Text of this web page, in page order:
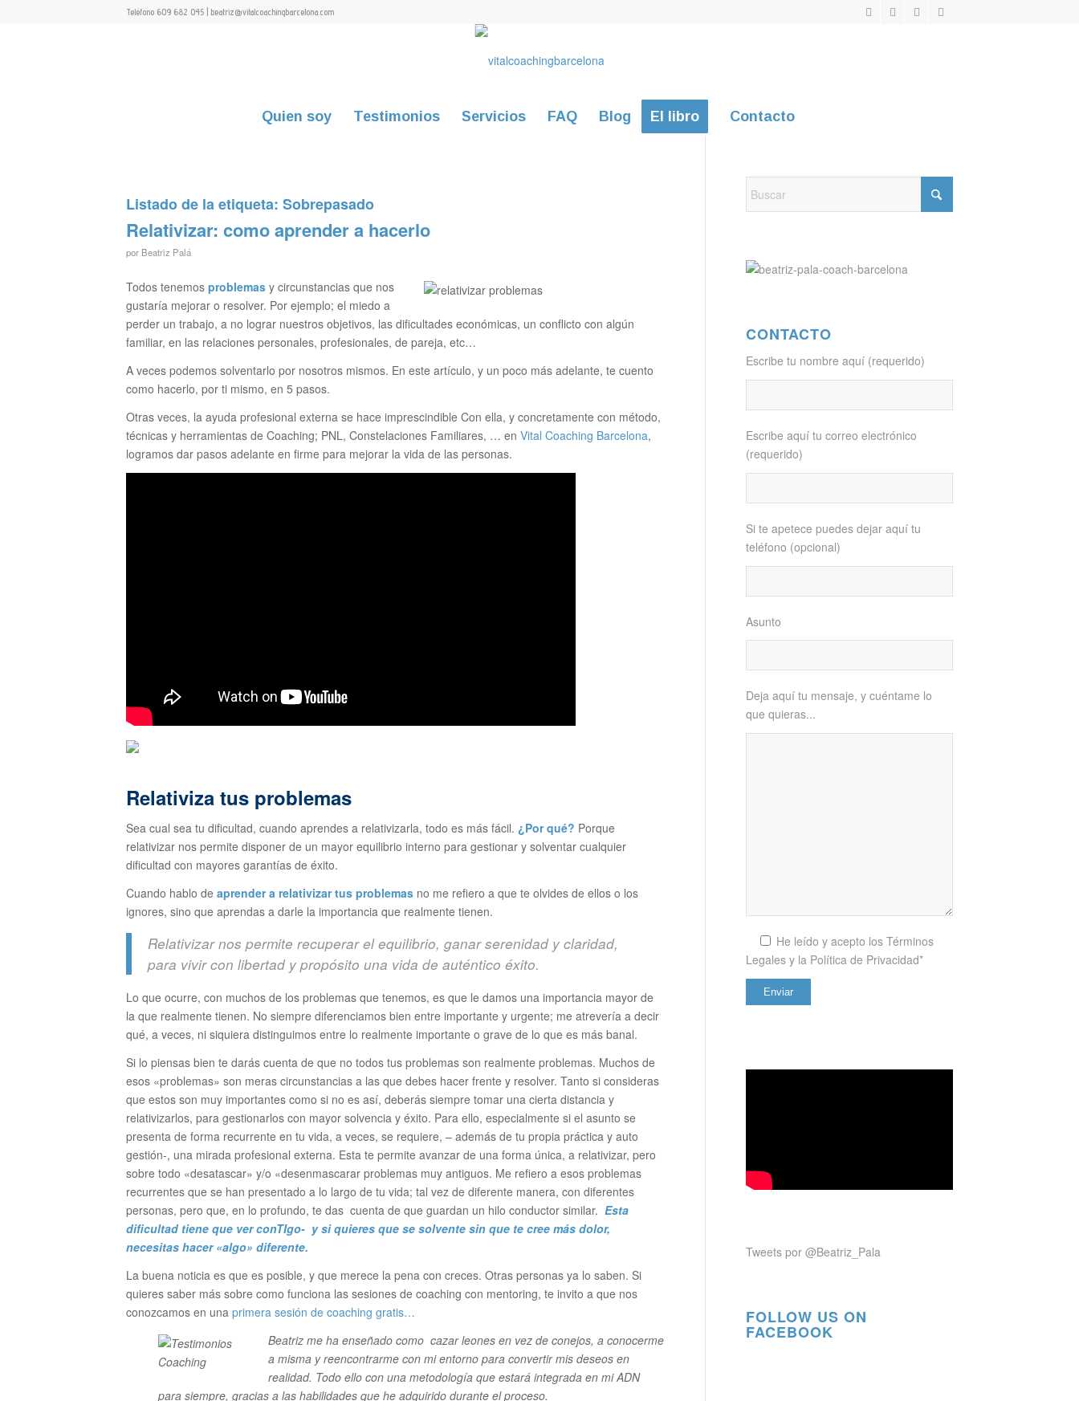
Teléfono 609 682 045 | beatriz@vitalcoachingbarcelona.com
Quien soy Testimonios Servicios FAQ Blog El libro Contacto
Listado de la etiqueta: Sobrepasado
Relativizar: como aprender a hacerlo
por Beatriz Palá
Todos tenemos problemas y circunstancias que nos
gustaría mejorar o resolver. Por ejemplo; el miedo a
perder un trabajo, a no lograr nuestros objetivos, las dificultades económicas, un conflicto con algún
familiar, en las relaciones personales, profesionales, de pareja, etc…
A veces podemos solventarlo por nosotros mismos. En este artículo, y un poco más adelante, te cuento
como hacerlo, por ti mismo, en 5 pasos.
Otras veces, la ayuda profesional externa se hace imprescindible Con ella, y concretamente con método,
técnicas y herramientas de Coaching; PNL, Constelaciones Familiares, … en Vital Coaching Barcelona,
logramos dar pasos adelante en firme para mejorar la vida de las personas.
Relativiza tus problemas
Sea cual sea tu dificultad, cuando aprendes a relativizarla, todo es más fácil. ¿Por qué? Porque
relativizar nos permite disponer de un mayor equilibrio interno para gestionar y solventar cualquier
dificultad con mayores garantías de éxito.
Cuando hablo de aprender a relativizar tus problemas no me refiero a que te olvides de ellos o los
ignores, sino que aprendas a darle la importancia que realmente tienen.
Relativizar nos permite recuperar el equilibrio, ganar serenidad y claridad,
para vivir con libertad y propósito una vida de auténtico éxito.
Lo que ocurre, con muchos de los problemas que tenemos, es que le damos una importancia mayor de
la que realmente tienen. No siempre diferenciamos bien entre importante y urgente; me atrevería a decir
qué, a veces, ni siquiera distinguimos entre lo realmente importante o grave de lo que es más banal.
Si lo piensas bien te darás cuenta de que no todos tus problemas son realmente problemas. Muchos de
esos «problemas» son meras circunstancias a las que debes hacer frente y resolver. Tanto si consideras
que estos son muy importantes como si no es así, deberás siempre tomar una cierta distancia y
relativizarlos, para gestionarlos con mayor solvencia y éxito. Para ello, especialmente si el asunto se
presenta de forma recurrente en tu vida, a veces, se requiere, – además de tu propia práctica y auto
gestión-, una mirada profesional externa. Esta te permite avanzar de una forma única, a relativizar, pero
sobre todo «desatascar» y/o «desenmascarar problemas muy antiguos. Me refiero a esos problemas
recurrentes que se han presentado a lo largo de tu vida; tal vez de diferente manera, con diferentes
personas, pero que, en lo profundo, te das cuenta de que guardan un hilo conductor similar. Esta
dificultad tiene que ver conTIgo- y si quieres que se solvente sin que te cree más dolor,
necesitas hacer «algo» diferente.
La buena noticia es que es posible, y que merece la pena con creces. Otras personas ya lo saben. Si
quieres saber más sobre como funciona las sesiones de coaching con mentoring, te invito a que nos
conozcamos en una primera sesión de coaching gratis…
Beatriz me ha enseñado como cazar leones en vez de conejos, a conocerme
a misma y reencontrarme con mi entorno para convertir mis deseos en
realidad. Todo ello con una metodología que estará integrada en mi ADN
para siempre, gracias a las habilidades que he adquirido durante el proceso.
CONTACTO
Escribe tu nombre aquí (requerido)
Escribe aquí tu correo electrónico
(requerido)
Si te apetece puedes dejar aquí tu
teléfono (opcional)
Asunto
Deja aquí tu mensaje, y cuéntame lo
que quieras...
He leído y acepto los Términos
Legales y la Política de Privacidad*
Tweets por @Beatriz_Pala
FOLLOW US ON
FACEBOOK